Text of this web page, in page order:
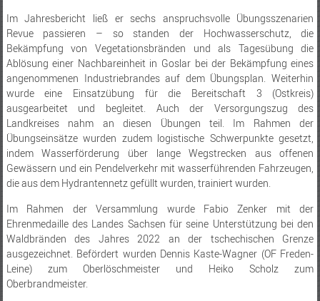
Im Jahresbericht ließ er sechs anspruchsvolle Übungsszenarien
Revue passieren – so standen der Hochwasserschutz, die
Bekämpfung von Vegetationsbränden und als Tagesübung die
Ablösung einer Nachbareinheit in Goslar bei der Bekämpfung eines
angenommenen Industriebrandes auf dem Übungsplan. Weiterhin
wurde eine Einsatzübung für die Bereitschaft 3 (Ostkreis)
ausgearbeitet und begleitet. Auch der Versorgungszug des
Landkreises nahm an diesen Übungen teil. Im Rahmen der
Übungseinsätze wurden zudem logistische Schwerpunkte gesetzt,
indem Wasserförderung über lange Wegstrecken aus offenen
Gewässern und ein Pendelverkehr mit wasserführenden Fahrzeugen,
die aus dem Hydrantennetz gefüllt wurden, trainiert wurden.
Im Rahmen der Versammlung wurde Fabio Zenker mit der
Ehrenmedaille des Landes Sachsen für seine Unterstützung bei den
Waldbränden des Jahres 2022 an der tschechischen Grenze
ausgezeichnet. Befördert wurden Dennis Kaste-Wagner (OF Freden-
Leine) zum Oberlöschmeister und Heiko Scholz zum
Oberbrandmeister.